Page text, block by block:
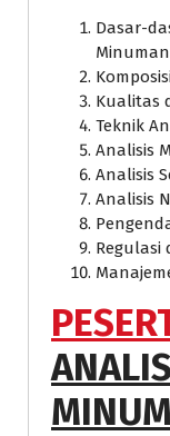
Dasar-
Kualitas
Teknik
Analisis
Analisis
Analisis
Regulasi